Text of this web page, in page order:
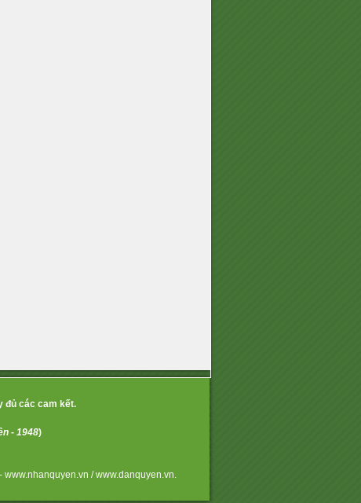
đủ các cam kết.
- 1948)
- www.nhanquyen.vn / www.danquyen.vn.